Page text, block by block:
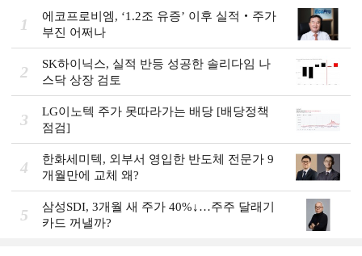
1
에코프로비엠, ‘1.2조 유증’ 이후 실적‧주가
부진 어쩌나
2
SK하이닉스, 실적 반등 성공한 솔리다임 나
스닥 상장 검토
3
LG이노텍 주가 못따라가는 배당 [배당정책
점검]
4
한화세미텍, 외부서 영입한 반도체 전문가 9
개월만에 교체 왜?
5
삼성SDI, 3개월 새 주가 40%↓…주주 달래기
카드 꺼낼까?